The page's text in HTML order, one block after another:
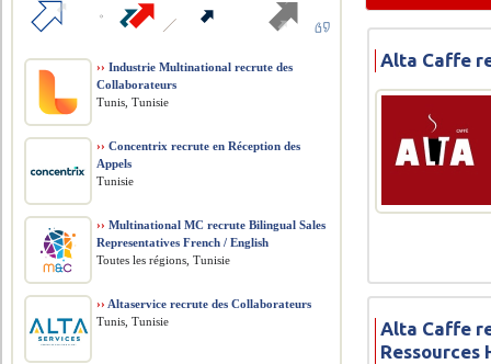
Alta Caffe
Alta Caffe
Ressources
›› Industrie Multinational recrute des
Collaborateurs
Tunis, Tunisie
›› Concentrix recrute en Réception des
Appels
Tunisie
›› Multinational MC recrute Bilingual Sales
Representatives French / English
Toutes les régions, Tunisie
›› Altaservice recrute des Collaborateurs
Tunis, Tunisie